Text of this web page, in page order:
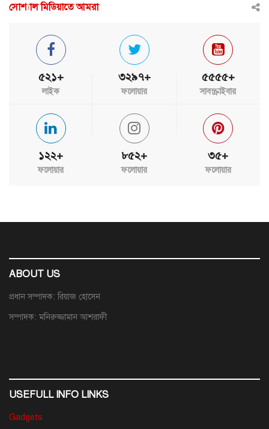
সোশ্যাল মিডিয়াতে আমরা
৫২১+
লাইক
৩২৯৭+
ফলোয়ার
৫৫৫৫+
সাবস্ক্রাইবার
১২২+
ফলোয়ার
৮৫২+
ফলোয়ার
৩৫+
ফলোয়ার
ABOUT US
প্রধান সম্পাদক: রিয়াজ হোসেন
সম্পাদক: মনিরুজ্জামান আশরাফী
USEFULL INFO LINKS
Gadgets